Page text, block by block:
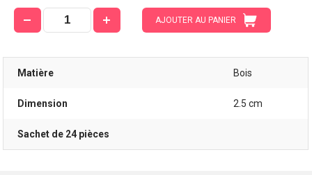
AJOUTER AU PANIER
Matière Bois
Dimension 2.5 cm
Sachet de 24 pièces